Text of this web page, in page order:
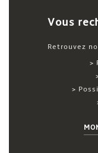
Vous
Retrouvez
>
>